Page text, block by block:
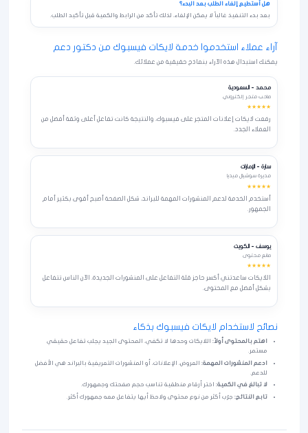
هل أستطيع إلغاء الطلب بعد البدء؟
بعد بدء التنفيذ غالباً لا يمكن الإلغاء، لذلك تأكد من الرابط والكمية قبل تأكيد الطلب.
آراء عملاء استخدموا خدمة لايكات فيسبوك من دكتور دعم
يمكنك استبدال هذه الآراء بنماذج حقيقية من عملائك.
محمد – السعودية
صاحب متجر إلكتروني
★★★★★
رفعت لايكات إعلانات المتجر على فيسبوك، والنتيجة كانت تفاعل أعلى وثقة أفضل من
العملاء الجدد.
سارة – الإمارات
مديرة سوشيال ميديا
★★★★★
أستخدم الخدمة لدعم المنشورات المهمة للبراند، شكل الصفحة أصبح أقوى بكثير أمام
الجمهور.
يوسف – الكويت
صانع محتوى
★★★★★
اللايكات ساعدتني أكسر حاجز قلة التفاعل على المنشورات الجديدة، الآن الناس تتفاعل
بشكل أفضل مع المحتوى.
نصائح لاستخدام لايكات فيسبوك بذكاء
اهتم بالمحتوى أولاً:اللايكات وحدها لا تكفي، المحتوى الجيد يجلب تفاعل حقيقي
مستمر.
ادعم المنشورات المهمة:العروض، الإعلانات، أو المنشورات التعريفية بالبراند هي الأفضل
للدعم.
لا تبالغ في الكمية:اختر أرقام منطقية تناسب حجم صفحتك وجمهورك.
تابع النتائج:جرّب أكثر من نوع محتوى ولاحظ أيها يتفاعل معه جمهورك أكثر.